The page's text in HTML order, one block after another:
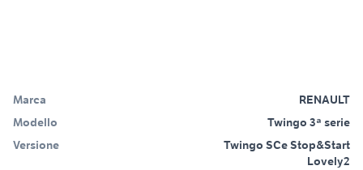
Marca
RENAULT
Modello
Twingo 3ª serie
Versione
Twingo SCe Stop&Start
Lovely2